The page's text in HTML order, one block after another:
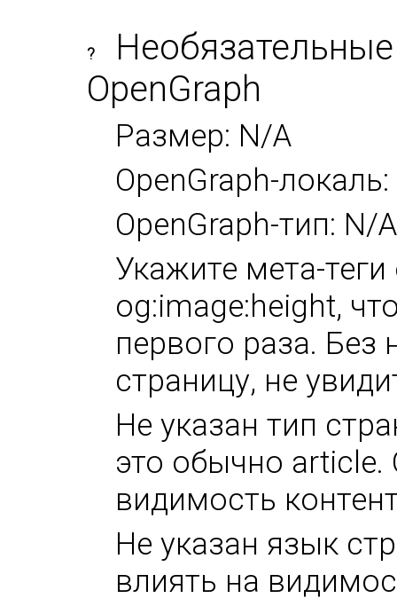
?
OpenGraph
Размер: N/A
OpenGraph-
OpenGraph-тип: N/A
Укажите мета-
og:image:height,
первого раза. Без
страницу, не
Не указан тип
это обычно
видимость
Не указан язык
влиять на